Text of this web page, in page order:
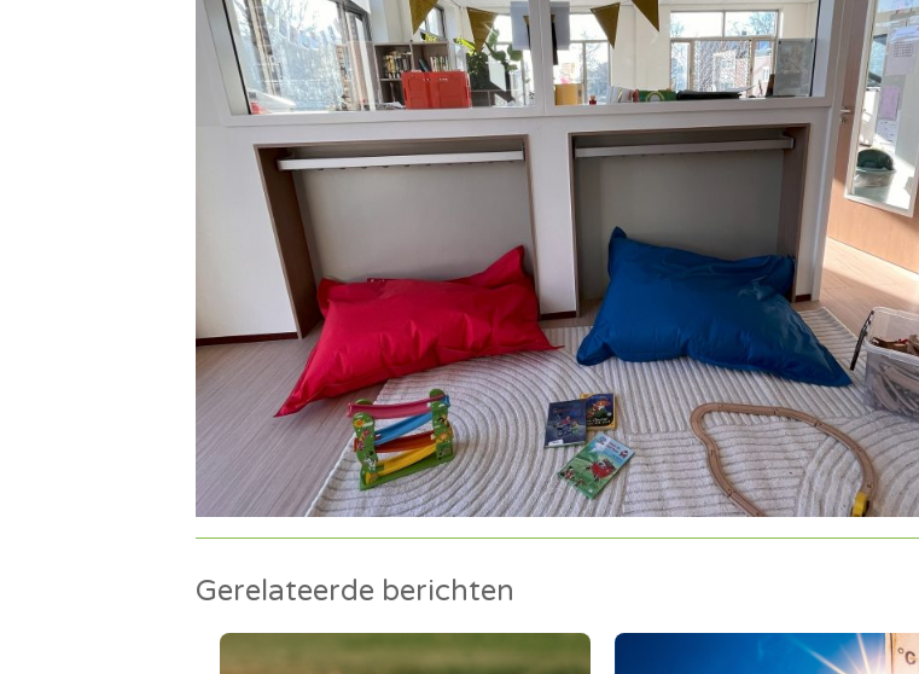
Gerelateerde berichten